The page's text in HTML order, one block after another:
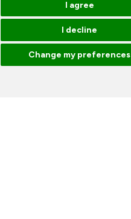
I agree
I decline
Change my preferences
and opening hours